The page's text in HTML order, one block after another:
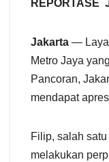
a
REPORTASE
Jakarta —
Metro Jaya
Pancoran,
mendapat
Filip, salah
melakukan